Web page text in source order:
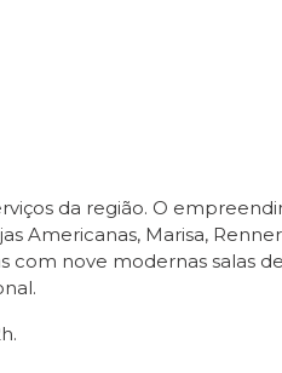
da região. O
Americanas, Marisa,
com nove modernas salas